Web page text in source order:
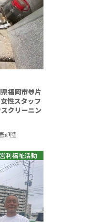
福岡市🐸片
性スタッフ
クリーニン
却時
利福祉活動